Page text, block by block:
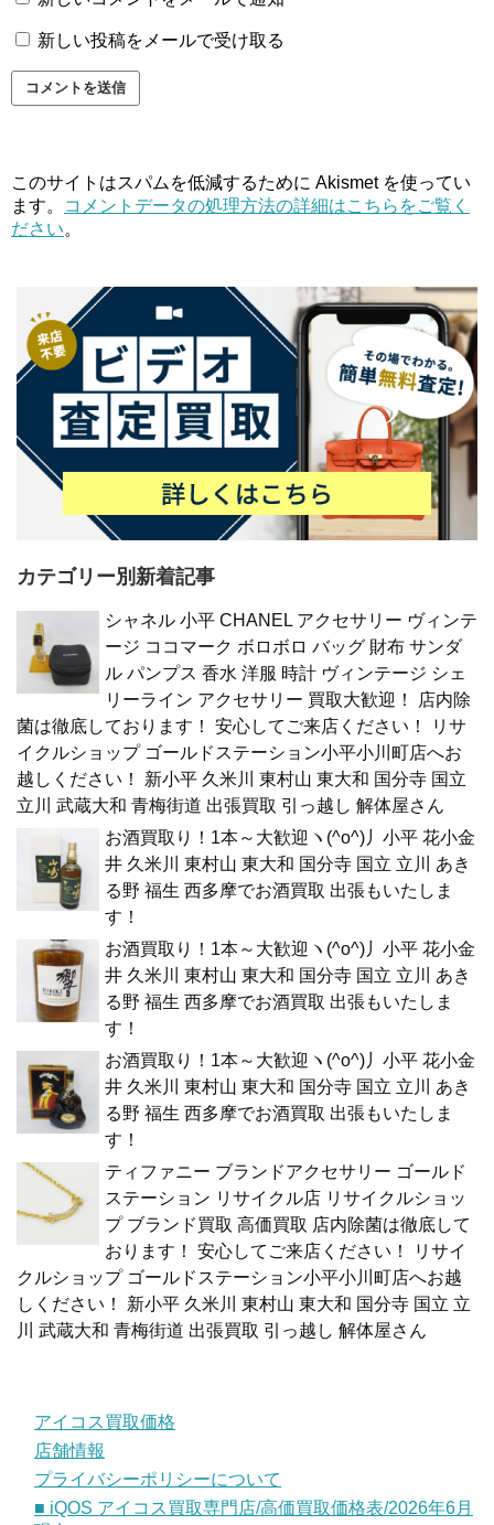
新しい投稿をメールで受け取る
このサイトはスパムを低減するために Akismet を使ってい
ます。
コメントデータの処理方法の詳細はこちらをご覧く
ださい。
カテゴリー別新着記事
シャネル 小平 CHANEL アクセサリー ヴィンテ
ージ ココマーク ボロボロ バッグ 財布 サンダ
ル パンプス 香水 洋服 時計 ヴィンテージ シェ
リーライン アクセサリー 買取大歓迎！ 店内除
菌は徹底しております！ 安心してご来店ください！ リサ
イクルショップ ゴールドステーション小平小川町店へお
越しください！ 新小平 久米川 東村山 東大和 国分寺 国立
立川 武蔵大和 青梅街道 出張買取 引っ越し 解体屋さん
お酒買取り！1本～大歓迎ヽ(^o^)丿小平 花小金
井 久米川 東村山 東大和 国分寺 国立 立川 あき
る野 福生 西多摩でお酒買取 出張もいたしま
す！
お酒買取り！1本～大歓迎ヽ(^o^)丿小平 花小金
井 久米川 東村山 東大和 国分寺 国立 立川 あき
る野 福生 西多摩でお酒買取 出張もいたしま
す！
お酒買取り！1本～大歓迎ヽ(^o^)丿小平 花小金
井 久米川 東村山 東大和 国分寺 国立 立川 あき
る野 福生 西多摩でお酒買取 出張もいたしま
す！
ティファニー ブランドアクセサリー ゴールド
ステーション リサイクル店 リサイクルショッ
プ ブランド買取 高価買取 店内除菌は徹底して
おります！ 安心してご来店ください！ リサイ
クルショップ ゴールドステーション小平小川町店へお越
しください！ 新小平 久米川 東村山 東大和 国分寺 国立 立
川 武蔵大和 青梅街道 出張買取 引っ越し 解体屋さん
アイコス買取価格
店舗情報
プライバシーポリシーについて
■ iQOS アイコス買取専門店/高価買取価格表/2026年6月